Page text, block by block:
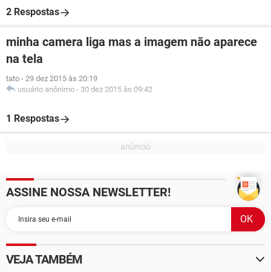
2 Respostas
minha camera liga mas a imagem não aparece
na tela
tato - 29 dez 2015 às 20:19
usuário anônimo - 30 dez 2015 às 09:42
1 Respostas
ASSINE NOSSA NEWSLETTER!
VEJA TAMBÉM